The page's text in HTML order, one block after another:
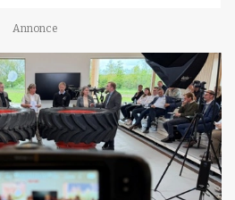
Annonce